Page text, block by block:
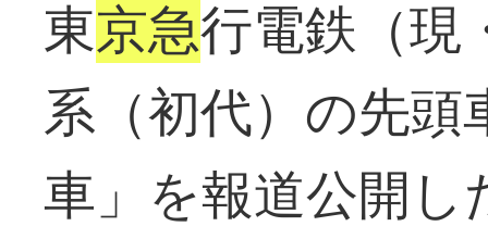
東京急行電鉄（現
系（初代）の先
車」を報道公開し